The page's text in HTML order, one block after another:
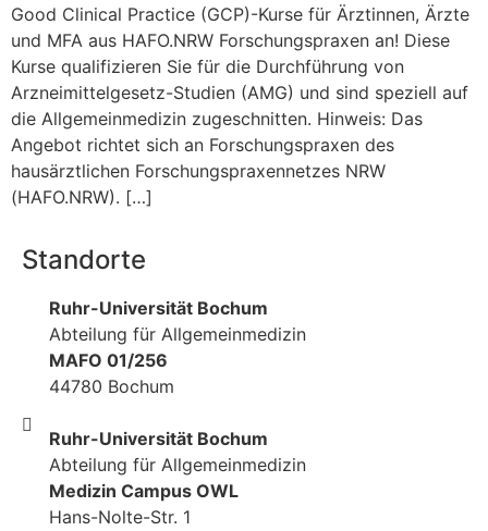
Good Clinical Practice (GCP)-Kurse für Ärztinnen, Ärzte
und MFA aus HAFO.NRW Forschungspraxen an! Diese
Kurse qualifizieren Sie für die Durchführung von
Arzneimittelgesetz-Studien (AMG) und sind speziell auf
die Allgemeinmedizin zugeschnitten. Hinweis: Das
Angebot richtet sich an Forschungspraxen des
hausärztlichen Forschungspraxennetzes NRW
(HAFO.NRW). […]
Standorte
Ruhr-Universität Bochum
Abteilung für Allgemeinmedizin
MAFO 01/256
44780 Bochum
Ruhr-Universität Bochum
Abteilung für Allgemeinmedizin
Medizin Campus OWL
Hans-Nolte-Str. 1